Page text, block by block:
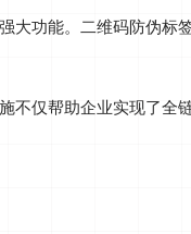
大功能。二维码防伪标
不仅帮助企业实现了全